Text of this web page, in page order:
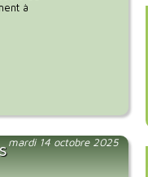
à
mardi 14 octobre 2025